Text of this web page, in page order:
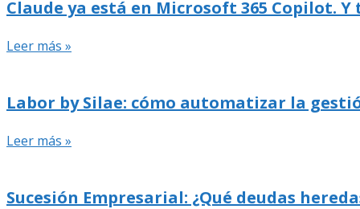
Claude ya está en Microsoft 365 Copilot.
Leer más »
Labor by Silae: cómo automatizar la
Leer más »
Sucesión Empresarial: ¿Qué deudas